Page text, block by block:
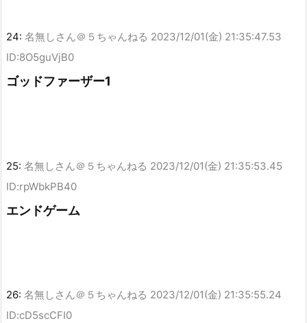
24: 名無しさん＠５ちゃんねる 2023/12/01(金) 21:35:47.53
ID:8O5guVjB0
ゴッドファーザー1
25: 名無しさん＠５ちゃんねる 2023/12/01(金) 21:35:53.45
ID:rpWbkPB40
エンドゲーム
26: 名無しさん＠５ちゃんねる 2023/12/01(金) 21:35:55.24
ID:cD5scCFI0